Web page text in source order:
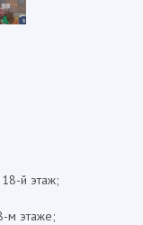
й этаж;
м этаже;